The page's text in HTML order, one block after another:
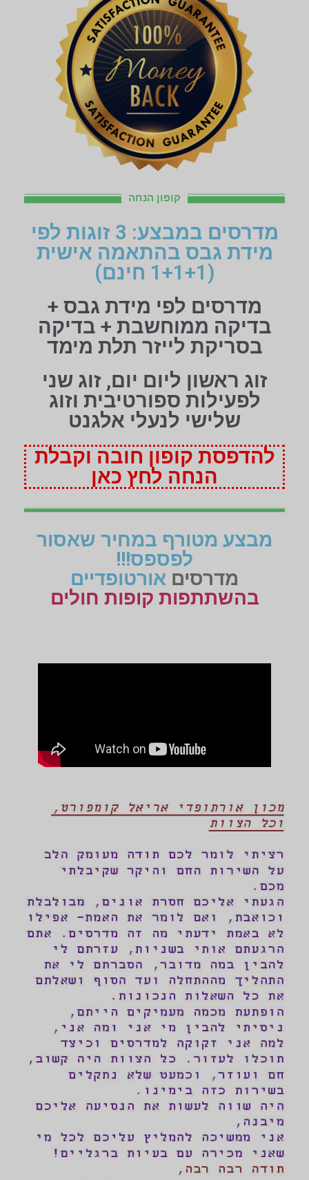
קופון הנחה
מדרסים במבצע: 3 זוגות לפי
מידת גבס בהתאמה אישית
(1+1+1 חינם)
מדרסים לפי מידת גבס +
בדיקה ממוחשבת + בדיקה
בסריקת לייזר תלת מימד
זוג ראשון ליום יום, זוג שני
לפעילות ספורטיבית וזוג
שלישי לנעלי אלגנט
להדפסת קופון חובה וקבלת
הנחה לחץ כאן
מבצע מטורף במחיר שאסור
לפספס!!!
מדרסים אורטופדיים
בהשתתפות קופות חולים